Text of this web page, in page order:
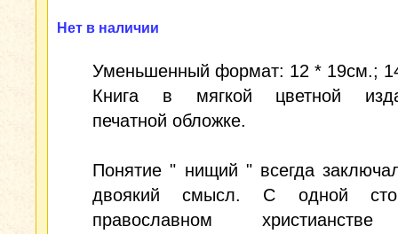
Нет в наличии
Уменьшенный формат: 12 * 19см.;
Книга в мягкой цветной
печатной обложке.
Понятие " нищий " всегда
двоякий смысл. С одной
православном